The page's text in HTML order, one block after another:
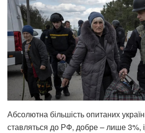
Абсолютна більшість опитаних
ставляться до РФ, добре – лише 3%,